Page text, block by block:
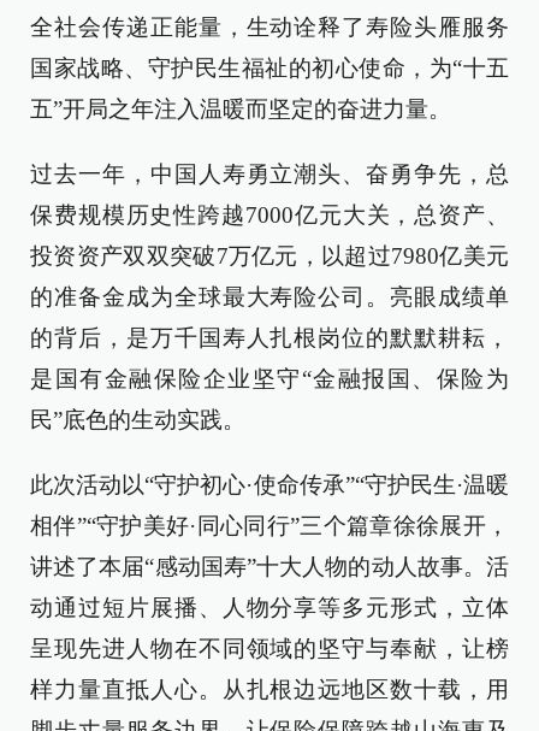
全社会传递正能量，生动诠释了寿险头雁服务
国家战略、守护民生福祉的初心使命，为“十五
五”开局之年注入温暖而坚定的奋进力量。
过去一年，中国人寿勇立潮头、奋勇争先，总
保费规模历史性跨越7000亿元大关，总资产、
投资资产双双突破7万亿元，以超过7980亿美元
的准备金成为全球最大寿险公司。亮眼成绩单
的背后，是万千国寿人扎根岗位的默默耕耘，
是国有金融保险企业坚守“金融报国、保险为
民”底色的生动实践。
此次活动以“守护初心·使命传承”“守护民生·温暖
相伴”“守护美好·同心同行”三个篇章徐徐展开，
讲述了本届“感动国寿”十大人物的动人故事。活
动通过短片展播、人物分享等多元形式，立体
呈现先进人物在不同领域的坚守与奉献，让榜
样力量直抵人心。从扎根边远地区数十载，用